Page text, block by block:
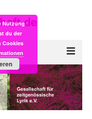
Nutzung
du der
Cookies